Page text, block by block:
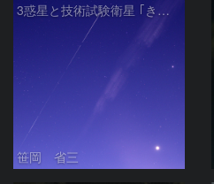
3惑星と技術試験衛星 ｢きく7号｣ETS-Ⅶ
笹岡 省三